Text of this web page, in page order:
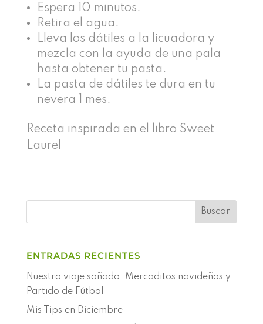
Espera 10 minutos.
Retira el agua.
Lleva los dátiles a la licuadora y
mezcla con la ayuda de una pala
hasta obtener tu pasta.
La pasta de dátiles te dura en tu
nevera 1 mes.
Receta inspirada en el libro Sweet
Laurel
ENTRADAS RECIENTES
Nuestro viaje soñado: Mercaditos navideños y
Partido de Fútbol
Mis Tips en Diciembre